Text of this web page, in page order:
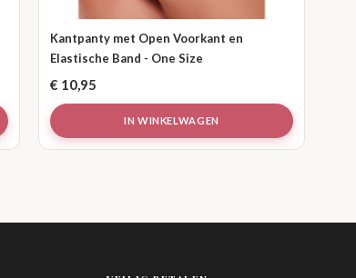
Kantpanty met Open Voorkant en
Elastische Band - One Size
€ 10,95
IN WINKELWAGEN